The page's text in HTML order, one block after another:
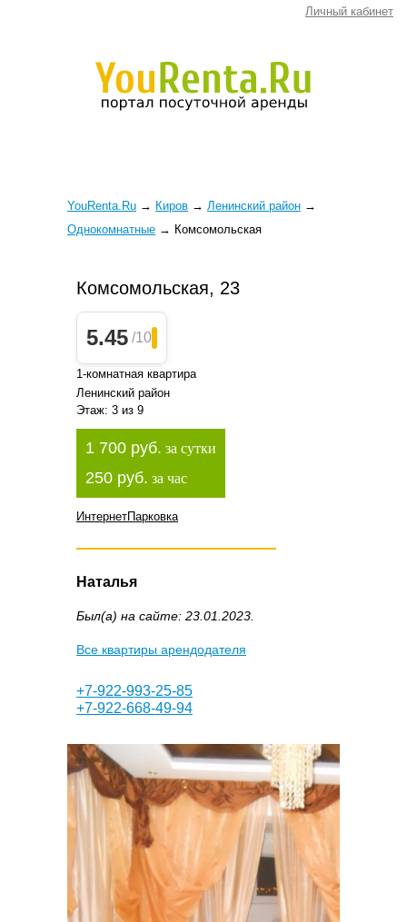
Личный кабинет
YouRenta.Ru → Киров → Ленинский район →
Однокомнатные → Комсомольская
Комсомольская, 23
5.45 /10
1-комнатная квартира
Ленинский район
Этаж: 3 из 9
1 700 руб. за сутки
250 руб. за час
ИнтернетПарковка
Наталья
Был(а) на сайте: 23.01.2023.
Все квартиры арендодателя
+7-922-993-25-85
+7-922-668-49-94